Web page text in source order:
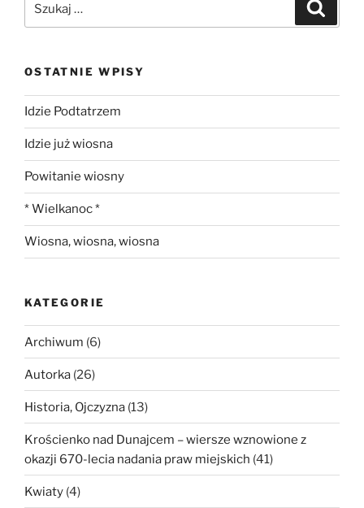
OSTATNIE WPISY
Idzie Podtatrzem
Idzie już wiosna
Powitanie wiosny
* Wielkanoc *
Wiosna, wiosna, wiosna
KATEGORIE
Archiwum (6)
Autorka (26)
Historia, Ojczyzna (13)
Krościenko nad Dunajcem – wiersze wznowione z
okazji 670-lecia nadania praw miejskich (41)
Kwiaty (4)